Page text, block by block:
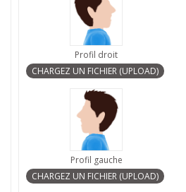
Profil droit
Profil gauche